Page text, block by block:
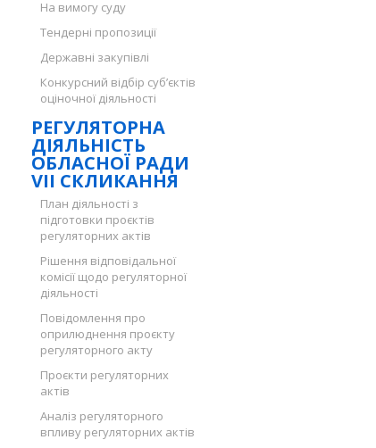
На вимогу суду
Тендерні пропозиції
Державні закупівлі
Конкурсний відбір суб’єктів
оціночної діяльності
РЕГУЛЯТОРНА
ДІЯЛЬНІСТЬ
ОБЛАСНОЇ РАДИ
VII СКЛИКАННЯ
План діяльності з
підготовки проєктів
регуляторних актів
Рішення відповідальної
комісії щодо регуляторної
діяльності
Повідомлення про
оприлюднення проєкту
регуляторного акту
Проєкти регуляторних
актів
Аналіз регуляторного
впливу регуляторних актів